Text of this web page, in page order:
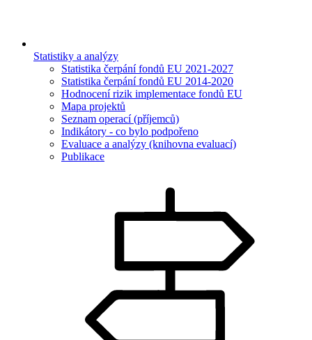
Statistiky a analýzy
Statistika čerpání fondů EU 2021-2027
Statistika čerpání fondů EU 2014-2020
Hodnocení rizik implementace fondů EU
Mapa projektů
Seznam operací (příjemců)
Indikátory - co bylo podpořeno
Evaluace a analýzy (knihovna evaluací)
Publikace